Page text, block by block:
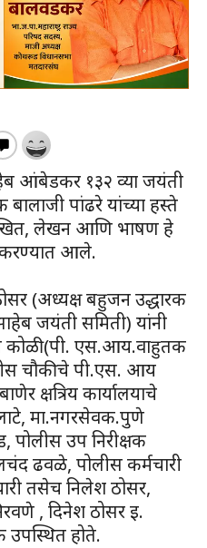
आंबेडकर १३२ व्या जयंती
बालाजी पांढरे यांच्या हस्ते
लेखन आणि भाषण हे
करण्यात आले.
(अध्यक्ष बहुजन उद्धारक
जयंती समिती) यांनी
कोळी(पी. एस.आय.वाहुतक
चौकीचे पी.एस. आय
क्षत्रिय कार्यालयाचे
मा.नगरसेवक.पुणे
पोलीस उप निरीक्षक
ढवळे, पोलीस कर्मचारी
तसेच निलेश ठोसर,
, दिनेश ठोसर इ.
उपस्थित होते.